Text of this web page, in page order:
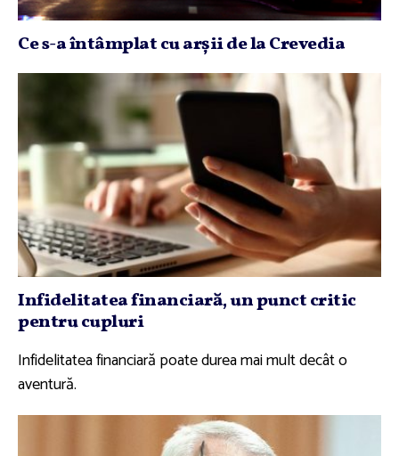
Ce s-a întâmplat cu arşii de la Crevedia
Infidelitatea financiară, un punct critic
pentru cupluri
Infidelitatea financiară poate durea mai mult decât o
aventură.